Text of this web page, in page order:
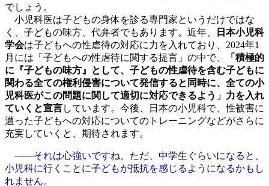
でしょう。
小児科医は子どもの身体を診る専門家というだけではな
く、子どもの味方、代弁者でもあります。近年、
日本小児科
学会は子どもへの性虐待の対応に力を入れており、2024年1
月には「子どもへの性虐待に関する提言」の中で、
「積極的
に『子どもの味方』として、子どもの性虐待を含む子どもに
関わる全ての権利侵害について発信すると同時に、全ての小
児科医がこの問題に関して適切に対応できるよう」力を入れ
ていくと宣言しています。今後、日本の小児科で、性被害に
遭った子どもへの対応についてのトレーニングなどがさらに
充実していくと、期待されます。
――それは心強いですね。ただ、中学生ぐらいになると、
小児科に行くことに子どもが抵抗を感じるようになるかもし
れません。